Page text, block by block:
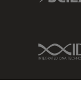
IDT